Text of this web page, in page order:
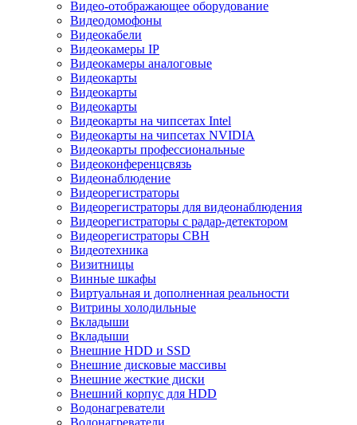
Видео-отображающее оборудование
Видеодомофоны
Видеокабели
Видеокамеры IP
Видеокамеры аналоговые
Видеокарты
Видеокарты
Видеокарты
Видеокарты на чипсетах Intel
Видеокарты на чипсетах NVIDIA
Видеокарты профессиональные
Видеоконференцсвязь
Видеонаблюдение
Видеорегистраторы
Видеорегистраторы для видеонаблюдения
Видеорегистраторы с радар-детектором
Видеорегистраторы СВН
Видеотехника
Визитницы
Винные шкафы
Виртуальная и дополненная реальности
Витрины холодильные
Вкладыши
Вкладыши
Внешние HDD и SSD
Внешние дисковые массивы
Внешние жесткие диски
Внешний корпус для HDD
Водонагреватели
Водонагреватели